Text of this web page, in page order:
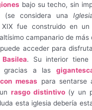
bajo su techo, sin
(se considera una
XIX fue construido en
campanario de más
acceder para
. Su interior tiene
gracias a las
mesas para sentarse
rasgo distintivo(y un
esta iglesia debería